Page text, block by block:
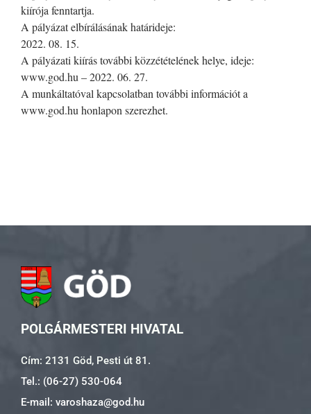
kiírója fenntartja.
A pályázat elbírálásának határideje:
2022. 08. 15.
A pályázati kiírás további közzétételének helye, ideje:
www.god.hu – 2022. 06. 27.
A munkáltatóval kapcsolatban további információt a
www.god.hu honlapon szerezhet.
POLGÁRMESTERI HIVATAL
Cím: 2131 Göd, Pesti út 81.
Tel.: (06-27) 530-064
E-mail: varoshaza@god.hu